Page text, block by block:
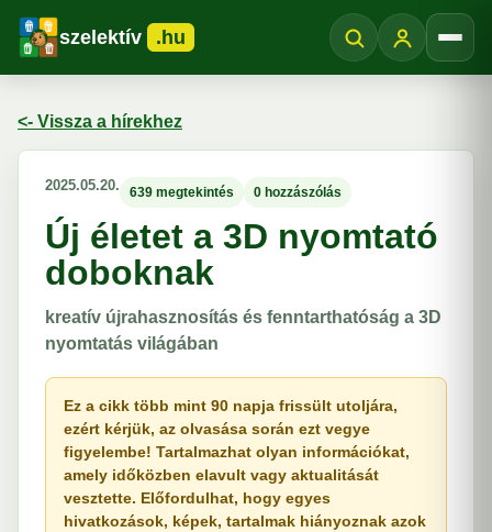
szelektív .hu
<- Vissza a hírekhez
2025.05.20. 639 megtekintés 0 hozzászólás
Új életet a 3D nyomtató
doboknak
kreatív újrahasznosítás és fenntarthatóság a 3D
nyomtatás világában
Ez a cikk több mint 90 napja frissült utoljára,
ezért kérjük, az olvasása során ezt vegye
figyelembe! Tartalmazhat olyan információkat,
amely időközben elavult vagy aktualitását
vesztette. Előfordulhat, hogy egyes
hivatkozások, képek, tartalmak hiányoznak azok